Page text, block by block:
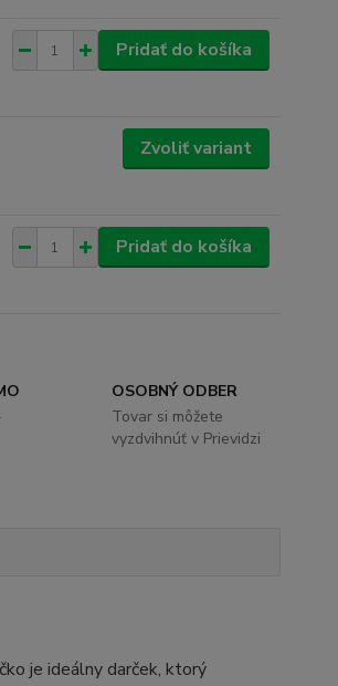
Pridať do košíka
Zvoliť variant
Pridať do košíka
OSOBNÝ ODBER
Tovar si môžete
vyzdvihnúť v Prievidzi
je ideálny darček, ktorý